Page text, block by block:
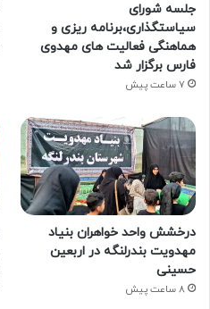
جلسه شورای
سیاستگذاری،برنامه ریزی و
هماهنگی فعالیت های مهدوی
فارس برگزار شد
7 ساعت پیش
درخشش واحد خواهران بنیاد
مهدویت بندرلنگه در اربعین
حسینی
8 ساعت پیش